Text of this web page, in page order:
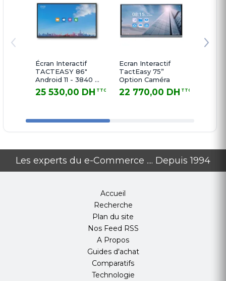
Écran Interactif
TACTEASY 86"
Android 11 - 3840 ×
2160 - 20 points
de contact + 8
25 530,00 DH TTC
Ecran Interactif
TactEasy 75”
Option Caméra
22 770,00 DH TTC
Les experts du e-Commerce .... Depuis 1994
Accueil
Recherche
Plan du site
Nos Feed RSS
A Propos
Guides d'achat
Comparatifs
Technologie